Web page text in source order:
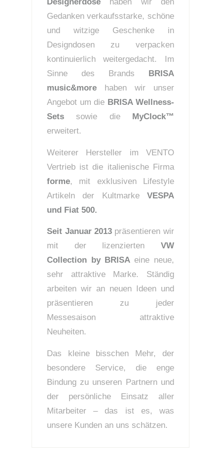
Gedanken verkaufsstarke, schöne
und witzige Geschenke in
Designdosen zu verpacken
kontinuierlich weitergedacht. Im
Sinne des Brands BRISA
music&more haben wir unser
Angebot um die BRISA Wellness-
Sets sowie die MyClock™
erweitert.
Weiterer Hersteller im VENTO
Vertrieb ist die italienische Firma
forme, mit exklusiven Lifestyle
Artikeln der Kultmarke VESPA
und Fiat 500.
Seit Januar 2013 präsentieren wir
mit der lizenzierten VW
Collection by BRISAeine neue,
sehr attraktive Marke. Ständig
arbeiten wir an neuen Ideen und
präsentieren zu jeder
Messesaison attraktive
Neuheiten.
Das kleine bisschen Mehr, der
besondere Service, die enge
Bindung zu unseren Partnern und
der persönliche Einsatz aller
Mitarbeiter – das ist es, was
unsere Kunden an uns schätzen.